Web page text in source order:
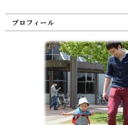
プロフィール